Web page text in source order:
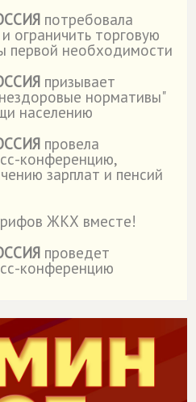
потребовала
ограничить торговую
первой необходимости
призывает
нормативы"
населению
провела
конференцию,
зарплат и пенсий
ЖКХ вместе!
проведет
конференцию